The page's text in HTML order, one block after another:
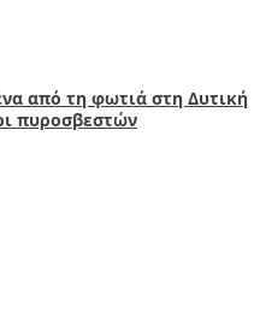
από τη φωτιά στη Δυτική
πυροσβεστών